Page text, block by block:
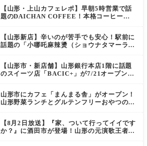
【山形・上山カフェレポ】早朝5時営業で話
題のDAICHAN COFFEE！本格コーヒーを
【山形新店】辛いのが苦手でも安心！駅前に
話題の「小哪吒麻辣燙（ショウナタマーラー
【山形市・新店舗】山形銀行本店1階に話題
のスイーツ店「BACIC+」が7/21オープン！
山形市にカフェ「まんまる舎」がオープン！
山形野菜ランチとグルテンフリーおやつの新
【8月2日放送】『家、ついて行ってイイです
か？』に酒田市が登場！山形の元演歌王者